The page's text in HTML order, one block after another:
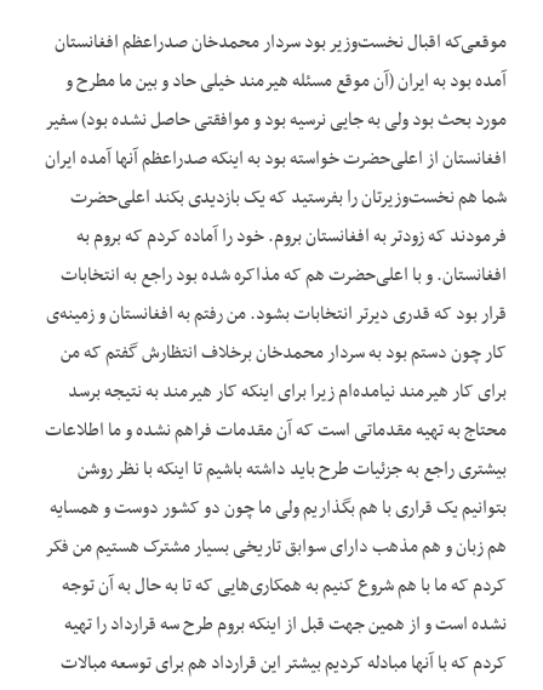
موقعی‌که اقبال نخست‌وزیر بود سردار محمدخان صدراعظم افغانستان
آمده بود به ایران (آن موقع مسئله هیرمند خیلی حاد و بین ما مطرح و
مورد بحث بود ولی به جایی نرسیه بود و موافقتی حاصل نشده بود) سفیر
افغانستان از اعلی‌حضرت خواسته بود به اینکه صدراعظم آنها آمده ایران
شما هم نخست‌وزیرتان را بفرستید که یک بازدیدی بکند اعلی‌حضرت
فرمودند که زودتر به افغانستان بروم. خود را آماده کردم که بروم به
افغانستان. و با اعلی‌حضرت هم که مذاکره شده بود راجع به انتخابات
قرار بود که قدری دیرتر انتخابات بشود. من رفتم به افغانستان و زمینه‌ی
کار چون دستم بود به سردار محمدخان برخلاف انتظارش گفتم که من
برای کار هیرمند نیامده‌ام زیرا برای اینکه کار هیرمند به نتیجه برسد
محتاج به تهیه مقدماتی است که آن مقدمات فراهم نشده و ما اطلاعات
بیشتری راجع به جزئیات طرح باید داشته باشیم تا اینکه با نظر روشن
بتوانیم یک قراری با هم بگذاریم ولی ما چون دو کشور دوست و همسایه
هم زبان و هم مذهب دارای سوابق تاریخی بسیار مشترک هستیم من فکر
کردم که ما با هم شروع کنیم به همکاری‌هایی که تا به حال به آن توجه
نشده است و از همین جهت قبل از اینکه بروم طرح سه قرارداد را تهیه
کردم که با آنها مبادله کردیم بیشتر این قرارداد هم برای توسعه مبالات